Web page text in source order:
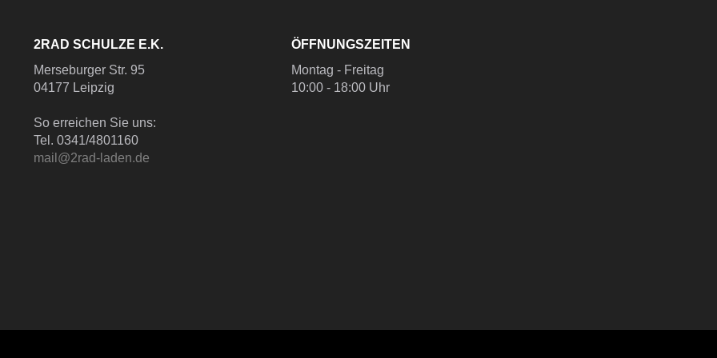
2RAD SCHULZE E.K.
Merseburger Str. 95
04177 Leipzig
So erreichen Sie uns:
Tel. 0341/4801160
mail@2rad-laden.de
ÖFFNUNGSZEITEN
Montag - Freitag
10:00 - 18:00 Uhr